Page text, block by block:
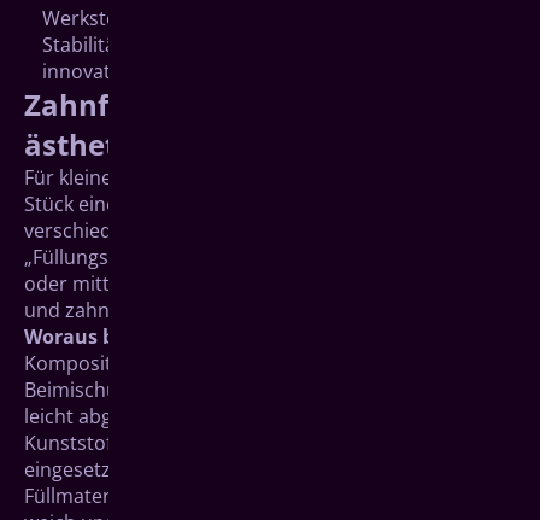
Werkstoff zur Verfügung, der die bewährte
Stabilität eines Metalls aufweist und gleichzeitig die
innovativen Vorteile einer Keramik genießt.
Zahnfarbene Füllungen –
ästhetisch und mundfreundlich
Für kleinere Löcher oder ein herausgebrochenes
Stück eines Zahnes stehen in der Zahnmedizin
verschiedene Materialien zur so genannten
„Füllungstherapie“ zur Verfügung. Gerade für kleine
oder mittelgroße Reparaturen sind die komfortablen
und zahnfarbenen Kompositfüllmaterialien geeignet.
Woraus bestehen Komposite?
Komposite sind „dentale“ Kunststoffe, die durch die
Beimischung von Glas-, Quarz- oder Keramikpartikeln
leicht abgewandelt (modifiziert) wurden. Reine
Kunststoffe werden in der Zahnmedizin nur selten
eingesetzt. Komposite sind „plastische“
Füllmaterialien, das heißt, sie sind zunächst noch